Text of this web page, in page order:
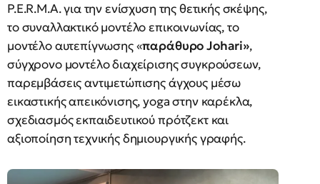
P.E.R.M.A. για την ενίσχυση της θετικής σκέψης,
το συναλλακτικό μοντέλο επικοινωνίας, το
μοντέλο αυτεπίγνωσης «παράθυρο Johari»,
σύγχρονο μοντέλο διαχείρισης συγκρούσεων,
παρεμβάσεις αντιμετώπισης άγχους μέσω
εικαστικής απεικόνισης, yoga στην καρέκλα,
σχεδιασμός εκπαιδευτικού πρότζεκτ και
αξιοποίηση τεχνικής δημιουργικής γραφής.